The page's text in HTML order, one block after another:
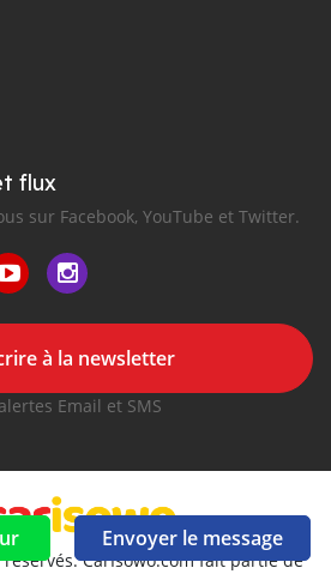
Envoyer le message
flux
sur Facebook, YouTube et Twitter.
à la newsletter
Email et SMS
CarIsowo.com fait partie de